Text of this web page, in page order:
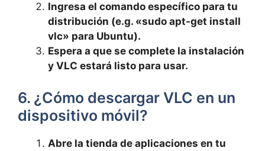
Ingresa el comando específico para tu
distribución (e.g. «sudo apt-get install
vlc» para Ubuntu).
Espera a que se complete la instalación
y VLC estará listo para usar.
6. ¿Cómo descargar VLC en un
dispositivo móvil?
Abre la tienda de aplicaciones en tu